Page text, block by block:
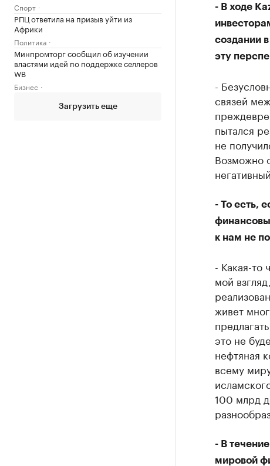
Спорт
РПЦ ответила на призыв уйти из
Африки
Политика
Минпромторг сообщил об изучении
властями идей по поддержке селлеров
WB
Бизнес
Загрузить еще
- В ходе
создании
эту
-
связей
пытался
не
Возможно
- То есть,
к нам не
- Какая-то
мой
живет
это не
нефтяная
всему
100 млрд
- В
мировой